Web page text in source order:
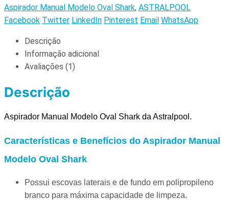
Aspirador Manual Modelo Oval Shark, ASTRALPOOL
Facebook Twitter LinkedIn Pinterest Email WhatsApp
Descrição
Informação adicional
Avaliações (1)
Descrição
Aspirador Manual Modelo Oval Shark da Astralpool .
Características e Benefícios do Aspirador Manual
Modelo Oval Shark
Possui escovas laterais e de fundo em polipropileno
branco para máxima capacidade de limpeza.